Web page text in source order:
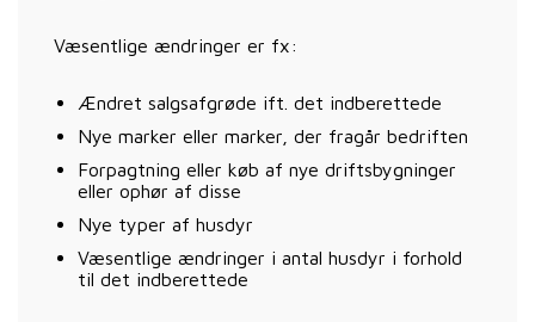
Væsentlige ændringer er fx:
Ændret salgsafgrøde ift. det indberettede
Nye marker eller marker, der fragår bedriften
Forpagtning eller køb af nye driftsbygninger
eller ophør af disse
Nye typer af husdyr
Væsentlige ændringer i antal husdyr i forhold
til det indberettede